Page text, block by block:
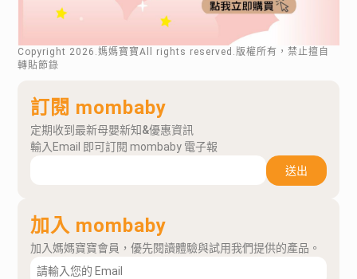
Copyright 2026 .媽媽寶寶All rights reserved.版權所有，禁止擅自
轉貼節錄
訂閱 mombaby
定期收到最新母嬰新知&優惠資訊
輸入Email 即可訂閱 mombaby 電子報
送出
加入 mombaby
加入媽媽寶寶會員，優先閱讀體驗與試用我們提供的產品。